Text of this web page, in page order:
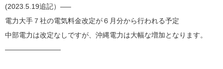
(2023.5.19追記）—–
電力大手７社の電気料金改定が６月分から行われる予定
中部電力は改定なしですが、沖縄電力は大幅な増加となります。
————————